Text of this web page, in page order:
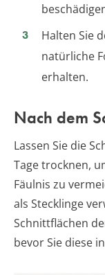
Halten Sie
natürliche
erhalten.
Nach dem
Lassen Sie die
Tage trocknen,
Fäulnis zu
als Stecklinge
Schnittflächen
bevor Sie diese